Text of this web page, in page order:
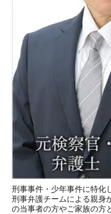
刑事事件・少年事件に特化
刑事弁護チームによる親身
の当事者の方やご家族の方